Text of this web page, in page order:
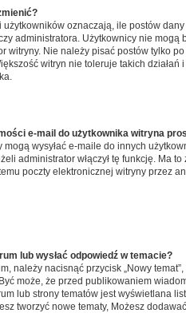
oznaczają, ile postów
administratora. Użytkownicy nie mogą
witryny. Nie należy pisać postów tylko
witryn nie toleruje takich
e-mail do użytkownika witryna
wysyłać e-maile do innych
administrator włączył tę funkcję. Ma
poczty elektronicznej witryny przez
lub wysłać odpowiedź w temacie?
należy nacisnąć przycisk „Nowy
może, że przed publikowaniem
lub strony tematów jest wyświetlana
tworzyć nowe tematy, Możesz